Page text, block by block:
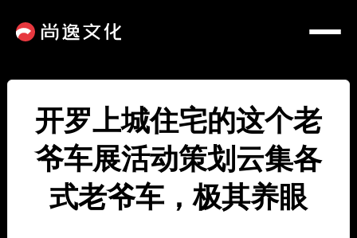
开罗上城住宅的这个老
爷车展活动策划云集各
式老爷车，极其养眼